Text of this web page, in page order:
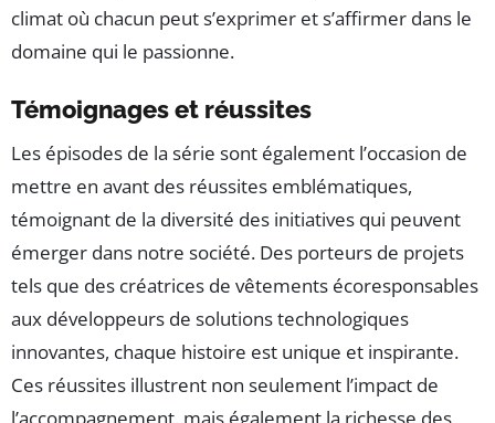
climat où chacun peut s’exprimer et s’affirmer dans le
domaine qui le passionne.
Témoignages et réussites
Les épisodes de la série sont également l’occasion de
mettre en avant des réussites emblématiques,
témoignant de la diversité des initiatives qui peuvent
émerger dans notre société. Des porteurs de projets
tels que des créatrices de vêtements écoresponsables
aux développeurs de solutions technologiques
innovantes, chaque histoire est unique et inspirante.
Ces réussites illustrent non seulement l’impact de